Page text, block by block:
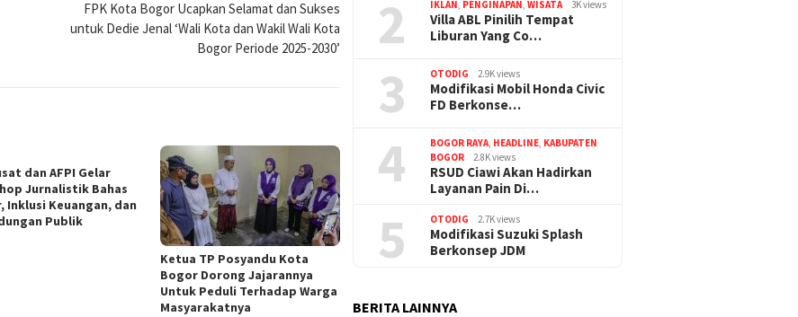
FPK Kota Bogor Ucapkan Selamat dan Sukses
untuk Dedie Jenal ‘Wali Kota dan Wakil Wali Kota
Bogor Periode 2025-2030’
dan AFPI Gelar
Jurnalistik Bahas
Inklusi Keuangan, dan
Publik
Ketua TP Posyandu Kota
Bogor Dorong Jajarannya
Untuk Peduli Terhadap Warga
Masyarakatnya
2 IKLAN, PENGINAPAN,WISATA 3K views
Villa ABL Pinilih Tempat
Liburan Yang Co…
3 OTODIG 2.9K views
Modifikasi Mobil Honda Civic
FD Berkonse…
4 BOGOR RAYA, HEADLINE, KABUPATEN
BOGOR
2.8K views
RSUD Ciawi Akan Hadirkan
Layanan Pain Di…
5 OTODIG 2.7K views
Modifikasi Suzuki Splash
Berkonsep JDM
BERITA LAINNYA